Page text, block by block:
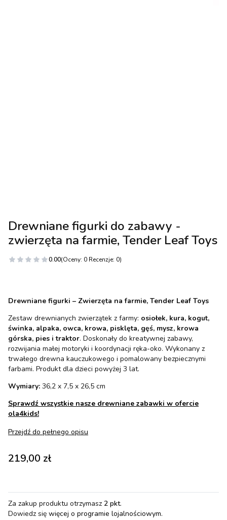
Drewniane figurki do zabawy -
zwierzęta na farmie, Tender Leaf Toys
0.00(Oceny: 0 Recenzje: 0)
Drewniane figurki – Zwierzęta na farmie, Tender Leaf Toys
Zestaw drewnianych zwierzątek z farmy: osiołek, kura, kogut,
świnka, alpaka, owca, krowa, pisklęta, gęś, mysz, krowa
górska, pies i traktor. Doskonały do kreatywnej zabawy,
rozwijania małej motoryki i koordynacji ręka-oko. Wykonany z
trwałego drewna kauczukowego i pomalowany bezpiecznymi
farbami. Produkt dla dzieci powyżej 3 lat.
Wymiary: 36,2 x 7,5 x 26,5 cm
Sprawdź wszystkie nasze drewniane zabawki w ofercie
ola4kids!
Przejdź do pełnego opisu
Cena
219,00 zł
Za zakup produktu otrzymasz 2 pkt.
Dowiedz się więcej o programie lojalnościowym.